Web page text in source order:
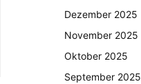
Dezember 2025
November 2025
Oktober 2025
September 2025